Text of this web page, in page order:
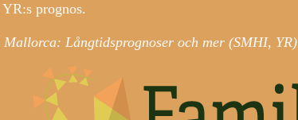
prognos.
Långtidsprognoser och mer (SMHI,